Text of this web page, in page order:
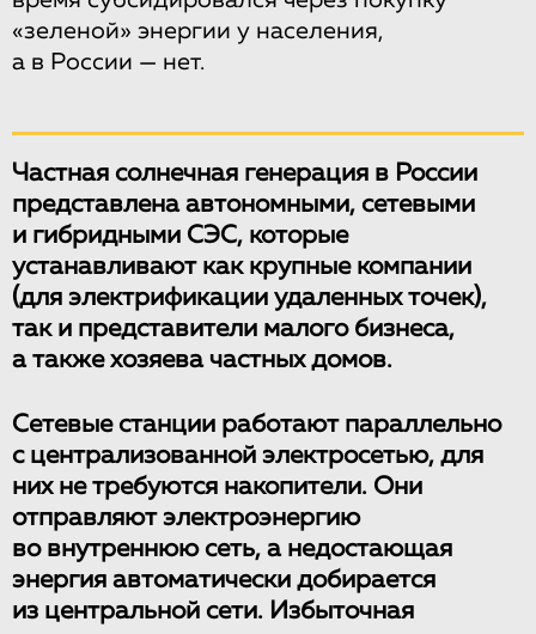
«зеленой» энергии у населения,
а в России — нет.
Частная солнечная генерация в России
представлена автономными, сетевыми
и гибридными СЭС, которые
устанавливают как крупные компании
(для электрификации удаленных точек),
так и представители малого бизнеса,
а также хозяева частных домов.
Сетевые станции работают параллельно
с централизованной электросетью, для
них не требуются накопители. Они
отправляют электроэнергию
во внутреннюю сеть, а недостающая
энергия автоматически добирается
из центральной сети. Избыточная